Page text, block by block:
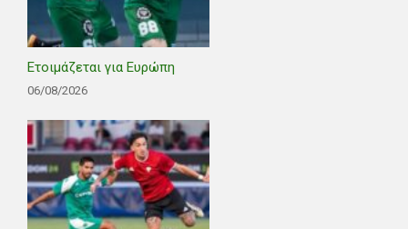
Ετοιμάζεται για Ευρώπη
06/08/2026